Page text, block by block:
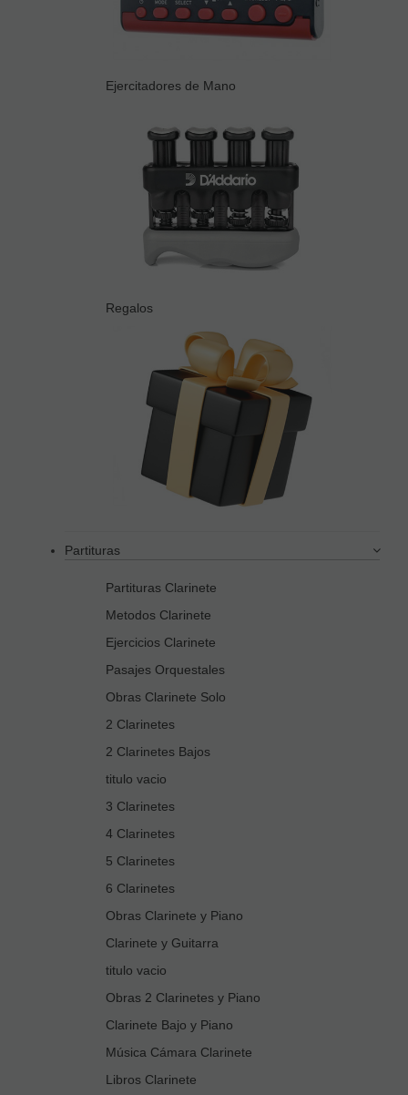
Ejercitadores de Mano
Regalos
Partituras
Partituras Clarinete
Metodos Clarinete
Ejercicios Clarinete
Pasajes Orquestales
Obras Clarinete Solo
2 Clarinetes
2 Clarinetes Bajos
titulo vacio
3 Clarinetes
4 Clarinetes
5 Clarinetes
6 Clarinetes
Obras Clarinete y Piano
Clarinete y Guitarra
titulo vacio
Obras 2 Clarinetes y Piano
Clarinete Bajo y Piano
Música Cámara Clarinete
Libros Clarinete